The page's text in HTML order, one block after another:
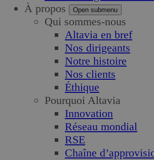
À propos
Open submenu
Qui sommes-nous
Altavia en bref
Nos dirigeants
Notre histoire
Nos clients
Éthique
Pourquoi Altavia
Innovation
Réseau mondial
RSE
Chaîne